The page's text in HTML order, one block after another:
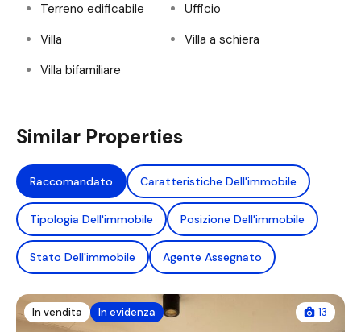
Terreno edificabile
Ufficio
Villa
Villa a schiera
Villa bifamiliare
Similar Properties
Raccomandato Caratteristiche Dell'immobile
Tipologia Dell'immobile Posizione Dell'immobile
Stato Dell'immobile Agente Assegnato
In vendita In evidenza 13